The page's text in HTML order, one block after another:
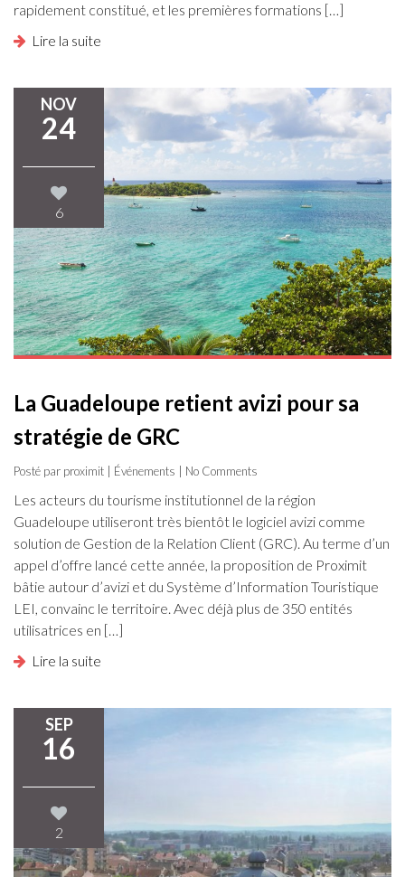
rapidement constitué, et les premières formations […]
Lire la suite
NOV
24
6
La Guadeloupe retient avizi pour sa
stratégie de GRC
Posté par proximit | Événements | No Comments
Les acteurs du tourisme institutionnel de la région
Guadeloupe utiliseront très bientôt le logiciel avizi comme
solution de Gestion de la Relation Client (GRC). Au terme d’un
appel d’offre lancé cette année, la proposition de Proximit
bâtie autour d’avizi et du Système d’Information Touristique
LEI, convainc le territoire. Avec déjà plus de 350 entités
utilisatrices en […]
Lire la suite
SEP
16
2